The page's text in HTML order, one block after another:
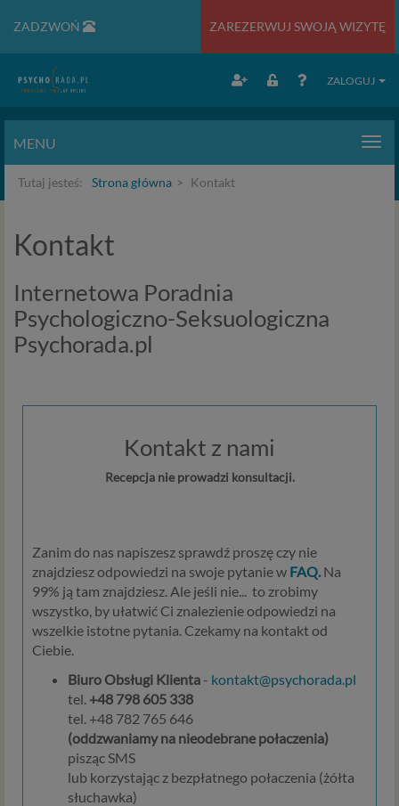
ZADZWOŃ ZAREZERWUJ SWOJĄ WIZYTĘ
ZALOGUJ
MENU
Tutaj jesteś: Strona główna Kontakt
Kontakt
Internetowa Poradnia
Psychologiczno-Seksuologiczna
Psychorada.pl
Kontakt z nami
Recepcja nie prowadzi konsultacji.
Zanim do nas napiszesz sprawdź proszę czy nie
znajdziesz odpowiedzi na swoje pytanie w FAQ. Na
99% ją tam znajdziesz. Ale jeśli nie... to zrobimy
wszystko, by ułatwić Ci znalezienie odpowiedzi na
wszelkie istotne pytania. Czekamy na kontakt od
Ciebie.
Biuro Obsługi Klienta - kontakt@psychorada.pl
tel. +48 798 605 338
tel. +48 782 765 646
(oddzwaniamy na nieodebrane połaczenia)
pisząc SMS
lub korzystając z bezpłatnego połaczenia (żółta
słuchawka)